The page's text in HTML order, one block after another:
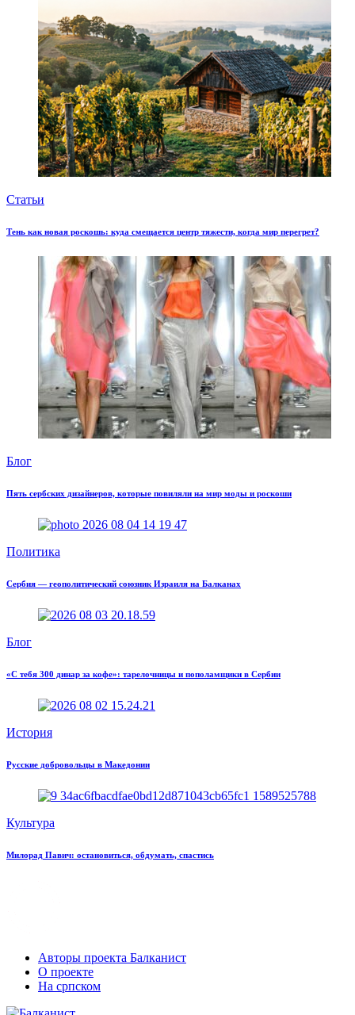
Статьи
Тень как новая роскошь: куда смещается центр тяжести, когда мир перегрет?
Блог
Пять сербских дизайнеров, которые повиляли на мир моды и роскоши
Политика
Сербия — геополитический союзник Израиля на Балканах
Блог
«С тебя 300 динар за кофе»: тарелочницы и пополамщики в Сербии
История
Русские добровольцы в Македонии
Культура
Милорад Павич: остановиться, обдумать, спастись
Авторы проекта Балканист
О проекте
На српском